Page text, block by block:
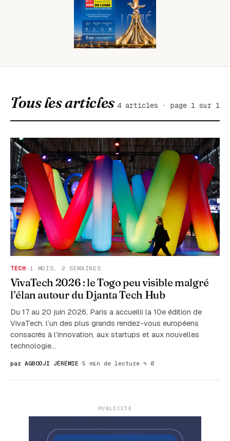
Tous les articles 4 articles · page 1 sur 1
TECH · 1 MOIS, 2 SEMAINES
VivaTech 2026 : le Togo peu visible malgré
l’élan autour du Djanta Tech Hub
Du 17 au 20 juin 2026, Paris a accueilli la 10e édition de
VivaTech, l’un des plus grands rendez-vous européens
consacrés à l’innovation, aux startups et aux nouvelles
technologie…
par AGBODJI JÉRÉMIE · 5 min de lecture · ✎ 0
PUBLICITÉ